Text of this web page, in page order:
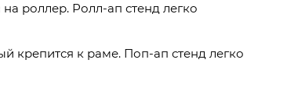
роллер. Ролл-ап стенд легко
крепится к раме. Поп-ап стенд легко